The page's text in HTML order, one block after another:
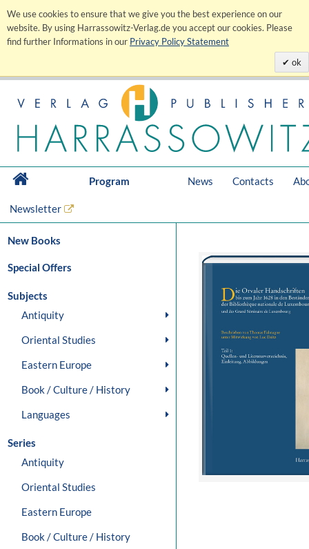
We use cookies to ensure that we give you the best experience on our
website. By using Harrassowitz-Verlag.de you accept our cookies. Please
find further Informations in our Privacy Policy Statement
ok
Program News Contacts
Newsletter
New Books
Special Offers
Subjects
Antiquity
Oriental Studies
Eastern Europe
Book / Culture / History
Languages
Series
Antiquity
Oriental Studies
Eastern Europe
Book / Culture / History